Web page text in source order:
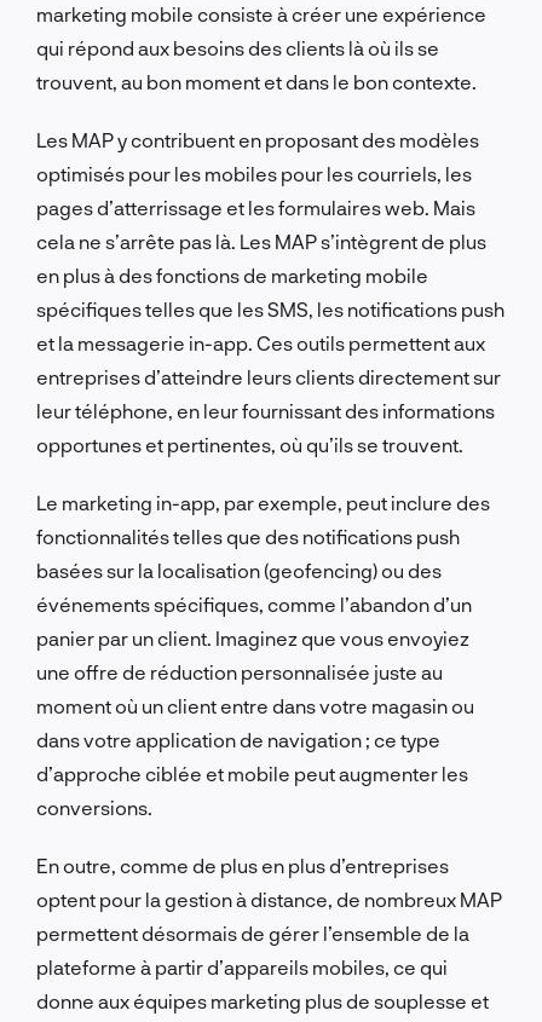
marketing mobile consiste à créer une expérience
qui répond aux besoins des clients là où ils se
trouvent, au bon moment et dans le bon contexte.
Les MAP y contribuent en proposant des modèles
optimisés pour les mobiles pour les courriels, les
pages d’atterrissage et les formulaires web. Mais
cela ne s’arrête pas là. Les MAP s’intègrent de plus
en plus à des fonctions de marketing mobile
spécifiques telles que les SMS, les notifications push
et la messagerie in-app. Ces outils permettent aux
entreprises d’atteindre leurs clients directement sur
leur téléphone, en leur fournissant des informations
opportunes et pertinentes, où qu’ils se trouvent.
Le marketing in-app, par exemple, peut inclure des
fonctionnalités telles que des notifications push
basées sur la localisation (geofencing) ou des
événements spécifiques, comme l’abandon d’un
panier par un client. Imaginez que vous envoyiez
une offre de réduction personnalisée juste au
moment où un client entre dans votre magasin ou
dans votre application de navigation ; ce type
d’approche ciblée et mobile peut augmenter les
conversions.
En outre, comme de plus en plus d’entreprises
optent pour la gestion à distance, de nombreux MAP
permettent désormais de gérer l’ensemble de la
plateforme à partir d’appareils mobiles, ce qui
donne aux équipes marketing plus de souplesse et